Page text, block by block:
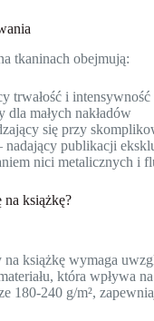
tkaninach obejmują:
trwałość i
małych nakładów
się przy
nadający publikacji
nici metalicznych i
na książkę?
książkę wymaga
która wpływa
180-240 g/m²,